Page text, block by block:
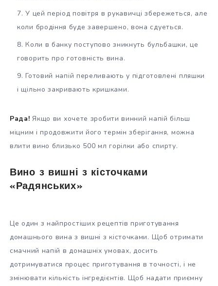
У цей період повітря в рукавичці збережеться, але
коли бродіння буде завершено, вона сдуеться.
Коли в банку поступово зникнуть бульбашки, це
говорить про готовність вина.
Готовий напій переливають у підготовлені пляшки
і щільно закривають кришками.
Рада!Якщо ви хочете зробити винний напій більш
міцним і продовжити його термін зберігання, можна
влити вино близько 500 мл горілки або спирту.
Вино з вишні з кісточками
«Радянських»
Це один з найпростіших рецептів приготування
домашнього вина з вишні з кісточками. Щоб отримати
смачний напій в домашніх умовах, досить
дотримуватися процес приготування в точності, і не
змінювати кількість інгредієнтів. Щоб надати приємну